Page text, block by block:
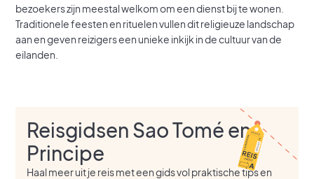
bezoekers zijn meestal welkom om een dienst bij te wonen.
Traditionele feesten en rituelen vullen dit religieuze landschap
aan en geven reizigers een unieke inkijk in de cultuur van de
eilanden.
Reisgidsen Sao Tomé en
Principe
Haal meer uit je reis met een gids vol praktische tips en